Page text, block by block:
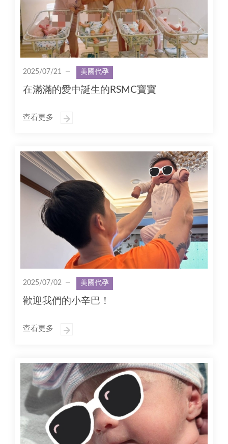
2025/07/21 美國代孕
在滿滿的愛中誕生的RSMC寶寶
查看更多
2025/07/02 美國代孕
歡迎我們的小辛巴！
查看更多